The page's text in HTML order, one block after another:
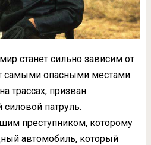
станет сильно зависим от
самыми опасными местами.
трассах, призван
патруль.
преступником, которому
автомобиль, который